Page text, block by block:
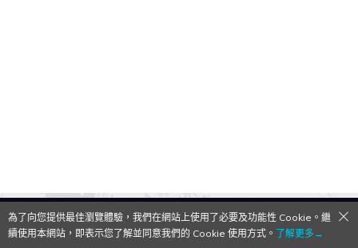
QooApp Limited © 2026
為了向您提供最佳瀏覽體驗，我們在網站上使用了必要及功能性 Cookie。繼
續使用本網站，即表示您了解並同意我們的 Cookie 使用方式。 了解更多→